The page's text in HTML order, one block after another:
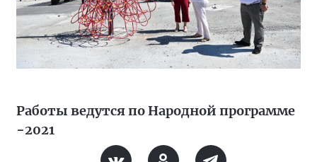
Работы ведутся по Народной программе
−2021